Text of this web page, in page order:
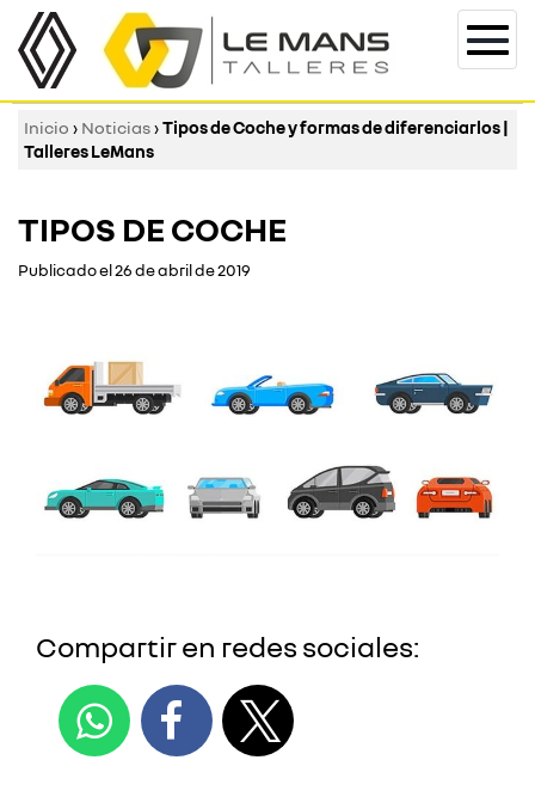
Inicio › Noticias›Tipos de Coche y formas de diferenciarlos |
Talleres LeMans
TIPOS DE COCHE
Publicado el 26 de abril de 2019
Compartir en redes sociales: